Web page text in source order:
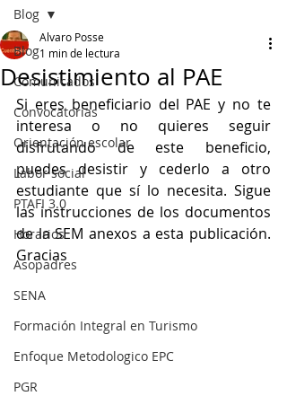
Blog
Comunicados
Convocatorias
Orientación escolar
Labor social
PTAFI 3.0
Horarios
Asopadres
SENA
Formación Integral en Turismo
Enfoque Metodologico EPC
PGR
Blog
Desistimiento al PAE
Alvaro Posse
1 min de lectura
Si eres beneficiario del PAE y no te
interesa o no quieres seguir
disfrutando de este beneficio,
puedes desistir y cederlo a otro
estudiante que sí lo necesita. Sigue
las instrucciones de los documentos
de la SEM anexos a esta publicación.
Gracias